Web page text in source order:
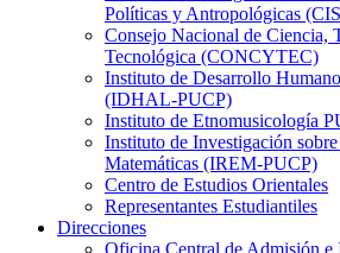
Políticas y Antropológicas
Consejo Nacional de Ciencia,
Tecnológica (CONCYTEC)
Instituto de Desarrollo
(IDHAL-PUCP)
Instituto de Etnomusicología
Instituto de Investigación
Matemáticas (IREM-PUCP)
Centro de Estudios Orientales
Representantes Estudiantiles
Direcciones
Oficina Central de Admisión e